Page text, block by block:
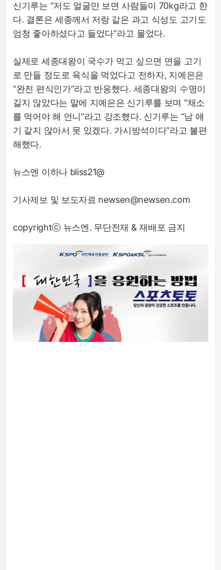
신기루는 “저도 얼굴만 보면 사람들이 70kg라고 한
다. 결론은 세종께서 저랑 같은 과고 식성도 고기도
엄청 좋아하셨다고 들었다”라고 물었다.
실제로 세종대왕이 국수가 먹고 싶으면 면을 고기
로 만들 정도로 육식을 먹었다고 전하자, 지예은은
“완전 편식인가”라고 반응했다. 세종대왕의 수명이
길지 않았다는 말에 지예은은 신기루를 보며 “채소
를 먹어야 해 언니”라고 강조했다. 신기루는 “남 얘
기 같지 않아서 못 있겠다. 가시방석이다”라고 불편
해했다.
뉴스엔 이하나 bliss21@
기사제보 및 보도자료 newsen@newsen.com
copyrightⓒ 뉴스엔. 무단전재 & 재배포 금지